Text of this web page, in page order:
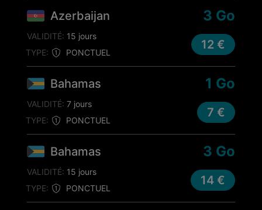
Azerbaijan
TYPE: PONCTUEL
3 Go
VALIDITÉ: 15 jours
12 €
Bahamas
TYPE: PONCTUEL
1 Go
VALIDITÉ: 7 jours
7 €
Bahamas
TYPE: PONCTUEL
3 Go
VALIDITÉ: 15 jours
14 €